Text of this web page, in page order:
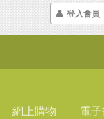
登入會員
網上購物 電